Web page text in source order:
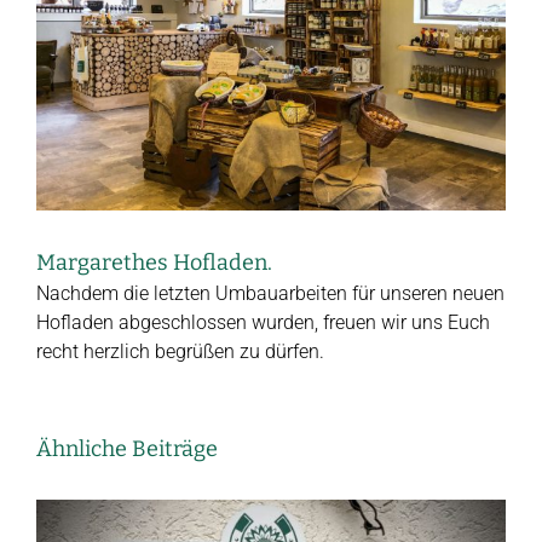
Margarethes Hofladen.
Nachdem die letzten Umbauarbeiten für unseren neuen
Hofladen abgeschlossen wurden, freuen wir uns Euch
recht herzlich begrüßen zu dürfen.
Ähnliche Beiträge